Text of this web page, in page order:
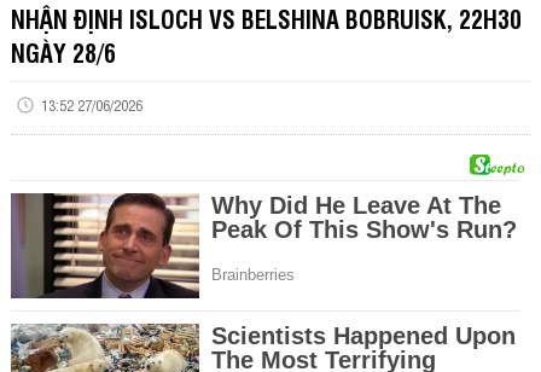
NHẬN ĐỊNH ISLOCH VS BELSHINA BOBRUISK, 22H30
NGÀY 28/6
13:52 27/06/2026